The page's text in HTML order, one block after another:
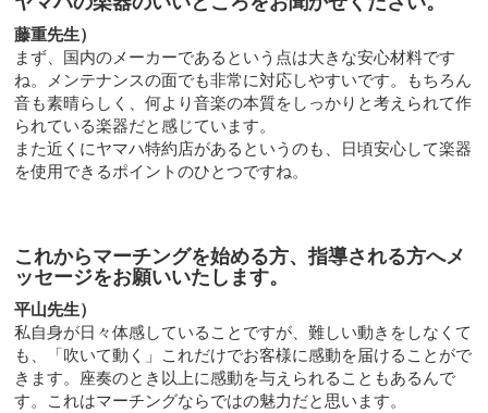
藤重先生）
まず、国内のメーカーであるという点は大きな安心材料です
ね。メンテナンスの面でも非常に対応しやすいです。もちろん
音も素晴らしく、何より音楽の本質をしっかりと考えられて作
られている楽器だと感じています。
また近くにヤマハ特約店があるというのも、日頃安心して楽器
を使用できるポイントのひとつですね。
これからマーチングを始める方、指導される方へメ
ッセージをお願いいたします。
平山先生）
私自身が日々体感していることですが、難しい動きをしなくて
も、「吹いて動く」これだけでお客様に感動を届けることがで
きます。座奏のとき以上に感動を与えられることもあるんで
す。これはマーチングならではの魅力だと思います。